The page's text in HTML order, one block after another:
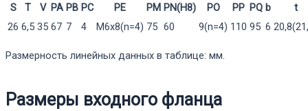
S
T V PA PB PC PE PM PN(H8) PO PP PQ b
t
26 6,5 35 67 7 4 M6x8(n=4) 75 60 9(n=4) 110 95 6
Размерность линейных данных в таблице: мм.
Размеры входного фланца